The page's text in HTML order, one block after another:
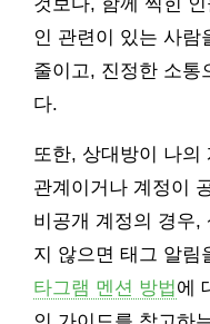
인 관련이 있는 사람
줄이고, 진정한 소통
다.
또한, 상대방이 나의
관계이거나 계정이
비공개 계정의 경우,
지 않으면 태그 알림
타그램 멘션 방법에